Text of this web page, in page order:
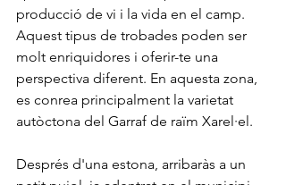
producció de vi i la vida en el camp.
Aquest tipus de trobades poden ser
molt enriquidores i oferir-te una
perspectiva diferent. En aquesta zona,
es conrea principalment la varietat
autòctona del Garraf de raïm Xarel·el.
Després d'una estona, arribaràs a un